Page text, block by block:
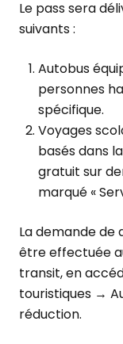
Le pass sera
suivants :
Autobus
personnes
spécifique.
Voyages
basés dans
gratuit sur
marqué «
La demande de
être effectuée
transit, en
touristiques →
réduction.